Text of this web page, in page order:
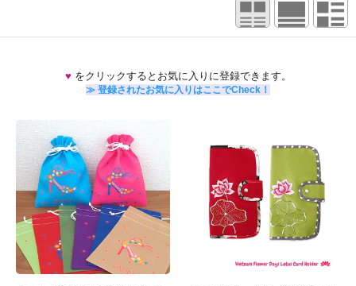
♥ をクリックするとお気に入りに登録できます。
≫ 登録されたお気に入りはここでCheck！